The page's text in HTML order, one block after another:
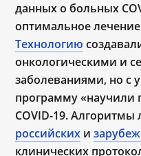
данных о больных
оптимальное
Технологию
онкологическими и
заболеваниями, но с
программу«научили
COVID-19. Алгоритмы
российских и
клинических